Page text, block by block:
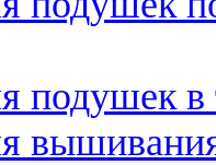
подушек в